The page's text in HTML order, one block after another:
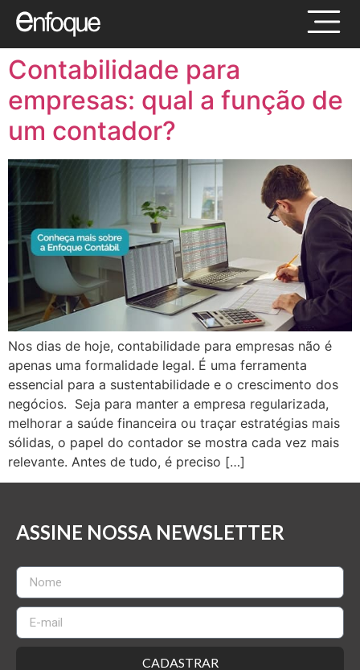
Contabilidade para
empresas: qual a função de
um contador?
Nos dias de hoje, contabilidade para empresas não é
apenas uma formalidade legal. É uma ferramenta
essencial para a sustentabilidade e o crescimento dos
negócios. Seja para manter a empresa regularizada,
melhorar a saúde financeira ou traçar estratégias mais
sólidas, o papel do contador se mostra cada vez mais
relevante. Antes de tudo, é preciso […]
ASSINE NOSSA NEWSLETTER
CADASTRAR